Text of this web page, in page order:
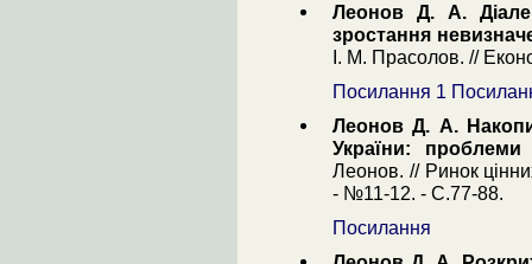
Леонов Д. А.
зростання
І. М. Прасолов. //
Посилання 1
Леонов Д. А.
України:
Леонов. // Ринок
- №11-12. - С.77-88.
Посилання